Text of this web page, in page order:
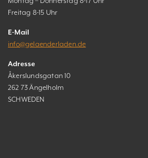
Freitag 8-15 Uhr
E-Mail
info@gelaenderladen.de
Adresse
Åkerslundsgatan 10
262 73 Ängelholm
SCHWEDEN